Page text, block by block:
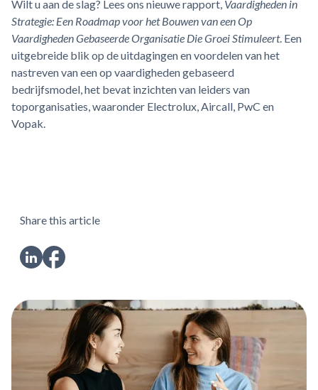
Wilt u aan de slag? Lees ons nieuwe rapport, Vaardigheden in
Strategie: Een Roadmap voor het Bouwen van een Op
Vaardigheden Gebaseerde Organisatie Die Groei Stimuleert. Een
uitgebreide blik op de uitdagingen en voordelen van het
nastreven van een op vaardigheden gebaseerd
bedrijfsmodel, het bevat inzichten van leiders van
toporganisaties, waaronder Electrolux, Aircall, PwC en
Vopak.
Share this article